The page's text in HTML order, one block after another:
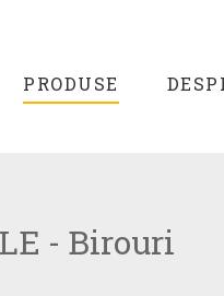
PRODUSE
- Birouri